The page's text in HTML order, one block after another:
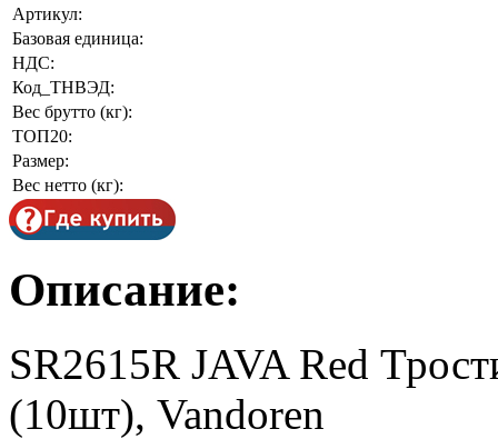
Артикул:
Базовая единица:
НДС:
Код_ТНВЭД:
Вес брутто (кг):
ТОП20:
Размер:
Вес нетто (кг):
Описание:
SR2615R JAVA Red
(10шт), Vandoren